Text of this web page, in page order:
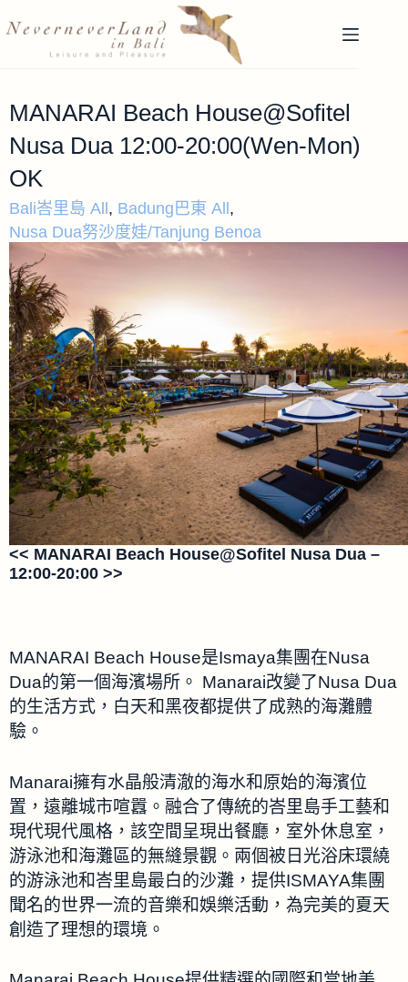
MANARAI Beach House@Sofitel
Nusa Dua 12:00-20:00(Wen-Mon)
OK
Bali峇里島 All , Badung巴東 All ,
Nusa Dua努沙度娃/Tanjung Benoa
<< MANARAI Beach House@Sofitel Nusa Dua –
12:00-20:00 >>
MANARAI Beach House是Ismaya集團在Nusa
Dua的第一個海濱場所。 Manarai改變了Nusa Dua
的生活方式，白天和黑夜都提供了成熟的海灘體
驗。
Manarai擁有水晶般清澈的海水和原始的海濱位
置，遠離城市喧囂。融合了傳統的峇里島手工藝和
現代現代風格，該空間呈現出餐廳，室外休息室，
游泳池和海灘區的無縫景觀。兩個被日光浴床環繞
的游泳池和峇里島最白的沙灘，提供ISMAYA集團
聞名的世界一流的音樂和娛樂活動，為完美的夏天
創造了理想的環境。